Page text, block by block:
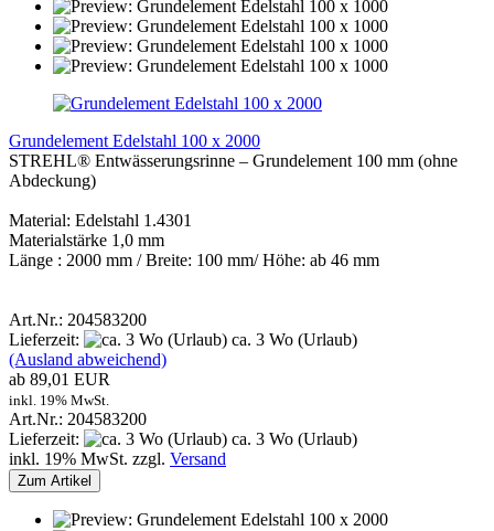
Grundelement Edelstahl 100 x 2000
STREHL® Entwässerungsrinne – Grundelement 100 mm (ohne
Abdeckung)
Material: Edelstahl 1.4301
Materialstärke 1,0 mm
Länge : 2000 mm / Breite: 100 mm/ Höhe: ab 46 mm
Art.Nr.: 204583200
Lieferzeit:
ca. 3 Wo (Urlaub)
(Ausland abweichend)
ab 89,01 EUR
inkl. 19% MwSt.
Art.Nr.: 204583200
Lieferzeit:
ca. 3 Wo (Urlaub)
inkl. 19% MwSt. zzgl. Versand
Zum Artikel